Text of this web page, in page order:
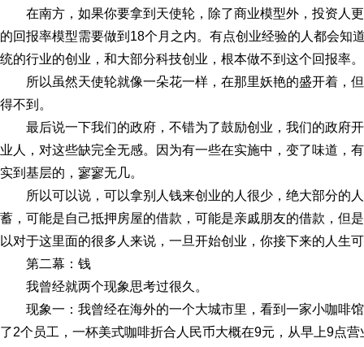
在南方，如果你要拿到天使轮，除了商业模型外，投资人
的回报率模型需要做到18个月之内。有点创业经验的人都会知
统的行业的创业，和大部分科技创业，根本做不到这个回报率。
所以虽然天使轮就像一朵花一样，在那里妖艳的盛开着，
得不到。
最后说一下我们的政府，不错为了鼓励创业，我们的政府
业人，对这些缺完全无感。因为有一些在实施中，变了味道，
实到基层的，寥寥无几。
所以可以说，可以拿别人钱来创业的人很少，绝大部分的
蓄，可能是自己抵押房屋的借款，可能是亲戚朋友的借款，但
以对于这里面的很多人来说，一旦开始创业，你接下来的人生
第二幕：钱
我曾经就两个现象思考过很久。
现象一：我曾经在海外的一个大城市里，看到一家小咖啡
了2个员工，一杯美式咖啡折合人民币大概在9元，从早上9点